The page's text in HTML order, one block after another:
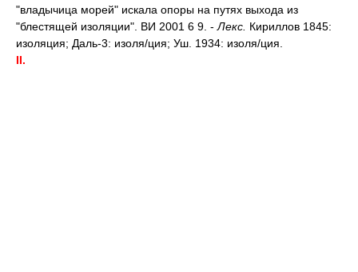
"владычица морей" искала опоры на путях выхода из
"блестящей изоляции". ВИ 2001 6 9. - Лекс. Кириллов 1845:
изоляция; Даль-3: изоля/ция; Уш. 1934: изоля/ция.
II.